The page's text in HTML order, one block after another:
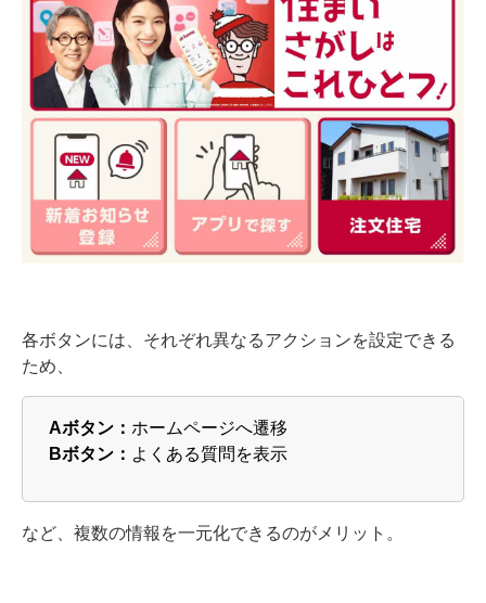
各ボタンには、それぞれ異なるアクションを設定できる
ため、
Aボタン： ホームページへ遷移
Bボタン：
よくある質問を表示
など、複数の情報を一元化できるのがメリット。